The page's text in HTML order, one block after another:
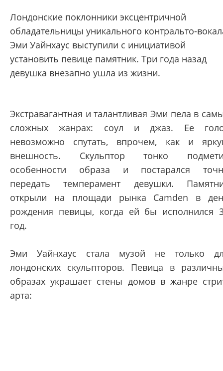
Лондонские поклонники эксцентричной
обладательницы уникального контральто-
Эми Уайнхаус выступили с инициативой
установить певице памятник. Три года назад
девушка внезапно ушла из жизни.
Экстравагантная и талантливая Эми пела в
сложных жанрах: соул и джаз. Ее
невозможно спутать, впрочем, как и
внешность. Скульптор тонко
особенности образа и постарался
передать темперамент девушки.
открыли на площади рынка Camden в
рождения певицы, когда ей бы исполнился
год.
Эми Уайнхаус стала музой не только
лондонских скульпторов. Певица в
образах украшает стены домов в жанре
арта: